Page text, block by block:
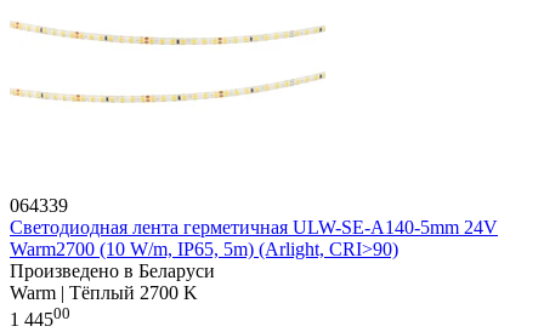
064339
Светодиодная лента герметичная ULW-SE-A140-5mm 24V
Warm2700 (10 W/m, IP65, 5m) (Arlight, CRI>90)
Произведено в Беларуси
Warm | Тёплый 2700 K
1 44500